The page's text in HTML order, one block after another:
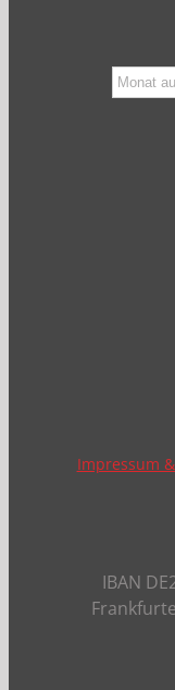
Blog
Archiv
Impressum
IBAN